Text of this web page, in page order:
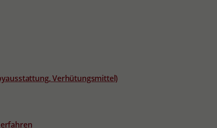
Verhütungsmittel)